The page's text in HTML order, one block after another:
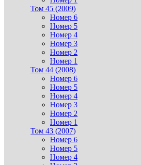
Том 45 (2009)
Номер 6
Номер 5
Номер 4
Номер 3
Номер 2
Номер 1
Том 44 (2008)
Номер 6
Номер 5
Номер 4
Номер 3
Номер 2
Номер 1
Том 43 (2007)
Номер 6
Номер 5
Номер 4